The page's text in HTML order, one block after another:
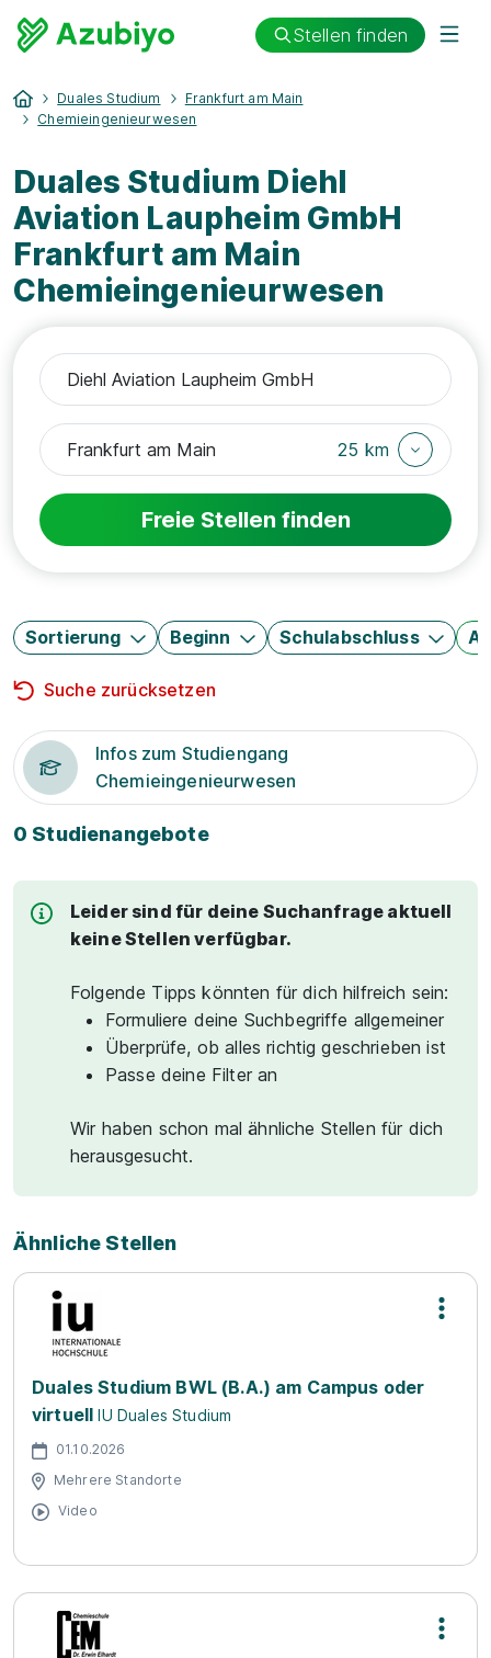
Stellen finden
Duales Studium
Frankfurt am Main
Chemieingenieurwesen
Duales Studium Diehl
Aviation Laupheim GmbH
Frankfurt am Main
Chemieingenieurwesen
25 km
Freie Stellen finden
Sortierung Beginn Schulabschluss
Suche zurücksetzen
Infos zum Studiengang
Chemieingenieurwesen
0 Studienangebote
Leider sind für deine Suchanfrage aktuell
keine Stellen verfügbar.
Folgende Tipps könnten für dich hilfreich sein:
Formuliere deine Suchbegriffe allgemeiner
Überprüfe, ob alles richtig geschrieben ist
Passe deine Filter an
Wir haben schon mal ähnliche Stellen für dich
herausgesucht.
Ähnliche Stellen
Duales Studium BWL (B.A.) am Campus oder
virtuell IU Duales Studium
01.10.2026
Mehrere Standorte
Video